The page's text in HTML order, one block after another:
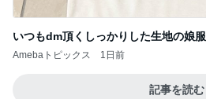
いつもdm頂くしっかりした生地の娘服
Amebaトピックス 1日前
記事を読む